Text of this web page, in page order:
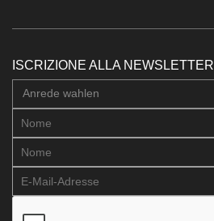
ISCRIZIONE ALLA NEWSLETTER
Anrede wahlen